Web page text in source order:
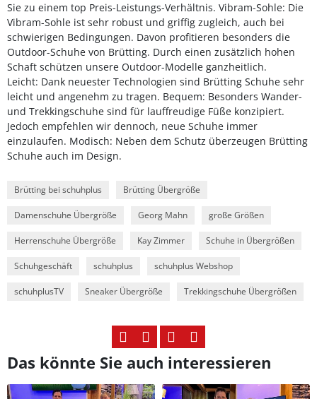
Sie zu einem top Preis-Leistungs-Verhältnis. Vibram-Sohle: Die
Vibram-Sohle ist sehr robust und griffig zugleich, auch bei
schwierigen Bedingungen. Davon profitieren besonders die
Outdoor-Schuhe von Brütting. Durch einen zusätzlich hohen
Schaft schützen unsere Outdoor-Modelle ganzheitlich.
Leicht: Dank neuester Technologien sind Brütting Schuhe sehr
leicht und angenehm zu tragen. Bequem: Besonders Wander-
und Trekkingschuhe sind für lauffreudige Füße konzipiert.
Jedoch empfehlen wir dennoch, neue Schuhe immer
einzulaufen. Modisch: Neben dem Schutz überzeugen Brütting
Schuhe auch im Design.
Brütting bei schuhplus Brütting Übergröße
Damenschuhe Übergröße Georg Mahn große Größen
Herrenschuhe Übergröße Kay Zimmer Schuhe in Übergrößen
Schuhgeschäft schuhplus schuhplus Webshop
schuhplusTV Sneaker Übergröße Trekkingschuhe Übergrößen
Das könnte Sie auch interessieren